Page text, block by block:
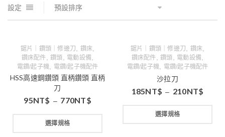
設定
預設排序
鋸片｜鑽頭｜修邊刀 鑽床
鑽床配件 ,鑽頭 電動設備
電鑽/起子機 電鑽/起子機配件
HSS高速鋼鑽頭 直柄鑽頭 直柄
刀
95NT$ – 770NT$
選擇規格
鋸片｜鑽頭｜修邊刀 鑽床
鑽床配件 ,鑽頭 電動設備
電鑽/起子機 電鑽/起子機配件
沙拉刀
185NT$ – 210NT$
選擇規格